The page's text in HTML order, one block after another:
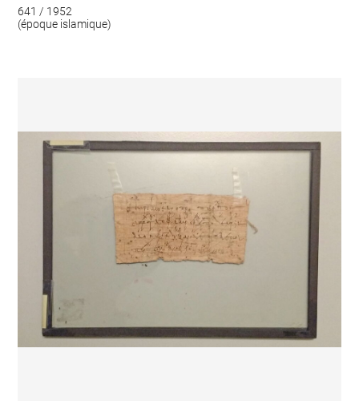
641 / 1952
(époque islamique)